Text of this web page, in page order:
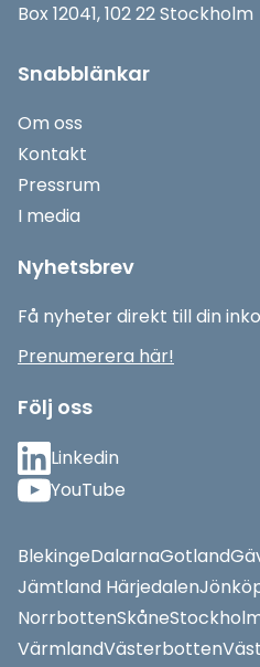
Box 12041, 102 22 Stockholm
Snabblänkar
Om oss
Kontakt
Pressrum
I media
Nyhetsbrev
Få nyheter direkt till din
Prenumerera här!
Följ oss
Linkedin
YouTube
BlekingeDalarnaGotland
Jämtland Härjedalen
NorrbottenSkåne
VärmlandVästerbotten